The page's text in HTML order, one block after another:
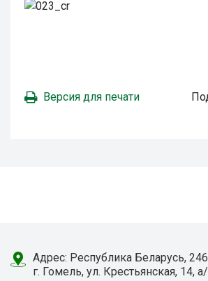
Версия для печати
Адрес: Республика Беларусь,
г. Гомель, ул. Крестьянская, 14,